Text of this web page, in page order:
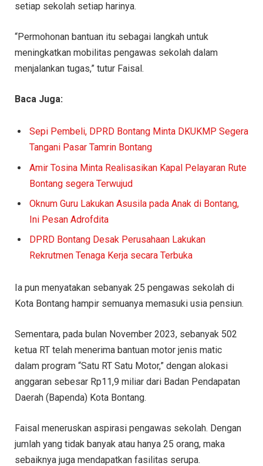
setiap sekolah setiap harinya.
“Permohonan bantuan itu sebagai langkah untuk
meningkatkan mobilitas pengawas sekolah dalam
menjalankan tugas,” tutur Faisal.
Baca Juga:
Sepi Pembeli, DPRD Bontang Minta DKUKMP Segera
Tangani Pasar Tamrin Bontang
Amir Tosina Minta Realisasikan Kapal Pelayaran Rute
Bontang segera Terwujud
Oknum Guru Lakukan Asusila pada Anak di Bontang,
Ini Pesan Adrofdita
DPRD Bontang Desak Perusahaan Lakukan
Rekrutmen Tenaga Kerja secara Terbuka
Ia pun menyatakan sebanyak 25 pengawas sekolah di
Kota Bontang hampir semuanya memasuki usia pensiun.
Sementara, pada bulan November 2023, sebanyak 502
ketua RT telah menerima bantuan motor jenis matic
dalam program “Satu RT Satu Motor,” dengan alokasi
anggaran sebesar Rp11,9 miliar dari Badan Pendapatan
Daerah (Bapenda) Kota Bontang.
Faisal meneruskan aspirasi pengawas sekolah. Dengan
jumlah yang tidak banyak atau hanya 25 orang, maka
sebaiknya juga mendapatkan fasilitas serupa.